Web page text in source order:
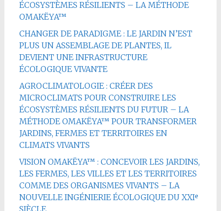
ÉCOSYSTÈMES RÉSILIENTS – LA MÉTHODE
OMAKËYA™
CHANGER DE PARADIGME : LE JARDIN N’EST
PLUS UN ASSEMBLAGE DE PLANTES, IL
DEVIENT UNE INFRASTRUCTURE
ÉCOLOGIQUE VIVANTE
AGROCLIMATOLOGIE : CRÉER DES
MICROCLIMATS POUR CONSTRUIRE LES
ÉCOSYSTÈMES RÉSILIENTS DU FUTUR – LA
MÉTHODE OMAKËYA™ POUR TRANSFORMER
JARDINS, FERMES ET TERRITOIRES EN
CLIMATS VIVANTS
VISION OMAKËYA™ : CONCEVOIR LES JARDINS,
LES FERMES, LES VILLES ET LES TERRITOIRES
COMME DES ORGANISMES VIVANTS – LA
NOUVELLE INGÉNIERIE ÉCOLOGIQUE DU XXIᵉ
SIÈCLE